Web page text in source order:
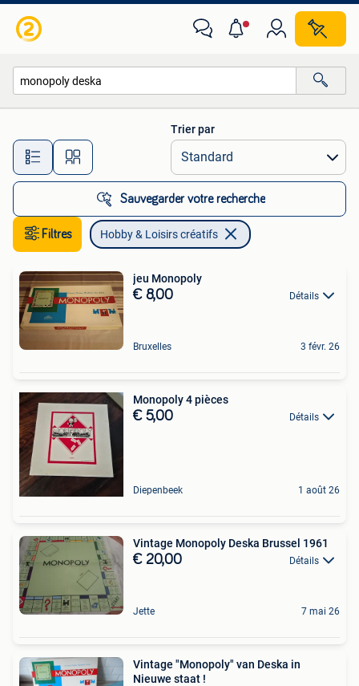
Toutes les distances…
Trier par
Sauvegarder votre recherche
Filtres Hobby & Loisirs créatifs
jeu Monopoly
€ 8,00 Détails
Bruxelles 3 févr. 26
Monopoly 4 pièces
€ 5,00 Détails
Diepenbeek 1 août 26
Vintage Monopoly Deska Brussel 1961
€ 20,00 Détails
Jette 7 mai 26
Vintage "Monopoly" van Deska in
Nieuwe staat !